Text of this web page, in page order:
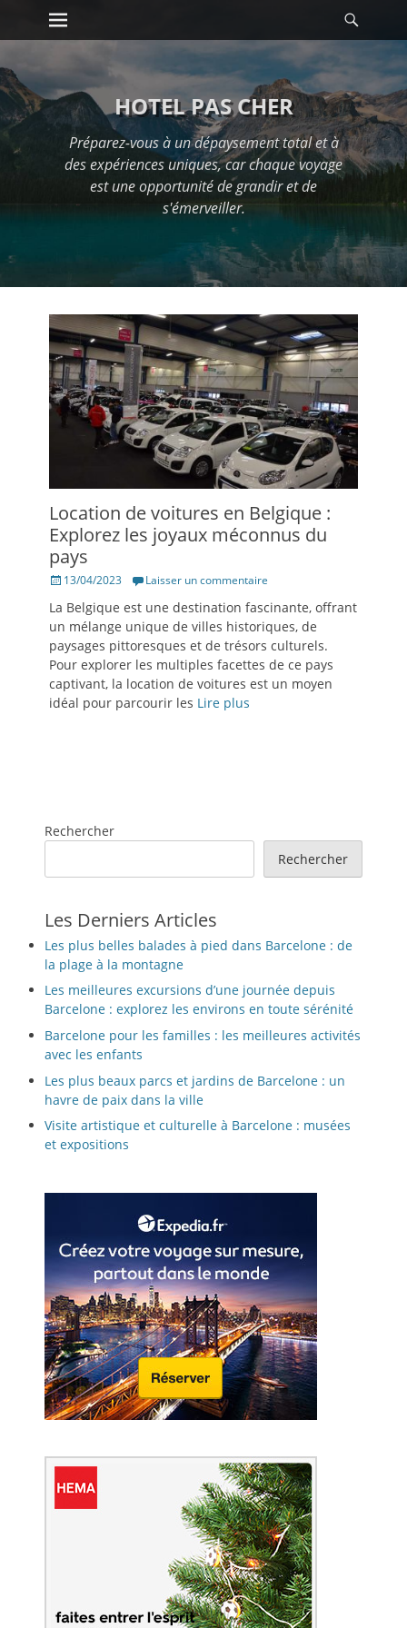
Passer
au
Premier menu
HOTEL PAS CHER
Préparez-vous à un dépaysement total et à
des expériences uniques, car chaque voyage
est une opportunité de grandir et de
s'émerveiller.
Location de voitures en Belgique :
Explorez les joyaux méconnus du
pays
Posté13/04/2023 Laisser un commentaire
La Belgique est une destination fascinante, offrant
un mélange unique de villes historiques, de
paysages pittoresques et de trésors culturels.
Pour explorer les multiples facettes de ce pays
captivant, la location de voitures est un moyen
idéal pour parcourir les Lire plus
Rechercher
Rechercher
Les Derniers Articles
Les plus belles balades à pied dans Barcelone : de
la plage à la montagne
Les meilleures excursions d’une journée depuis
Barcelone : explorez les environs en toute sérénité
Barcelone pour les familles : les meilleures activités
avec les enfants
Les plus beaux parcs et jardins de Barcelone : un
havre de paix dans la ville
Visite artistique et culturelle à Barcelone : musées
et expositions